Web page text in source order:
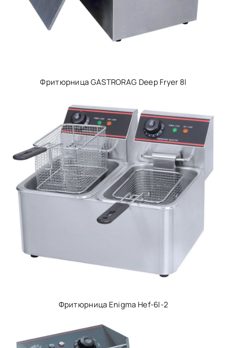
Фритюрница GASTRORAG Deep Fryer 8l
Фритюрница Enigma Hef-6l-2